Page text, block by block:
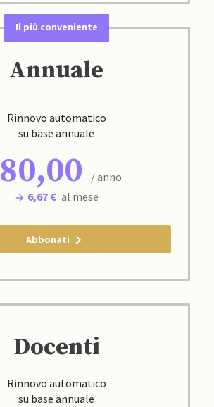
Il più conveniente
Annuale
Rinnovo automatico
su base annuale
80,00
/ anno
6,67 € al mese
Abbonati
Docenti
Rinnovo automatico
su base annuale